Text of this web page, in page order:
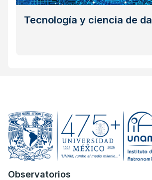
Tecnología y ciencia de
Observatorios